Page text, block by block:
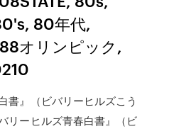
80年代,
オリンピック,
書』（ビバリーヒルズこう
リーヒルズ青春白書』（ビ